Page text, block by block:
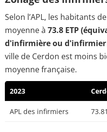
Selon l’APL, les habitants
moyenne à 73.8 ETP
d'infirmière ou d'infirmier
ville de Cerdon est moins
moyenne française.
2023
APL des infirmiers 73.81